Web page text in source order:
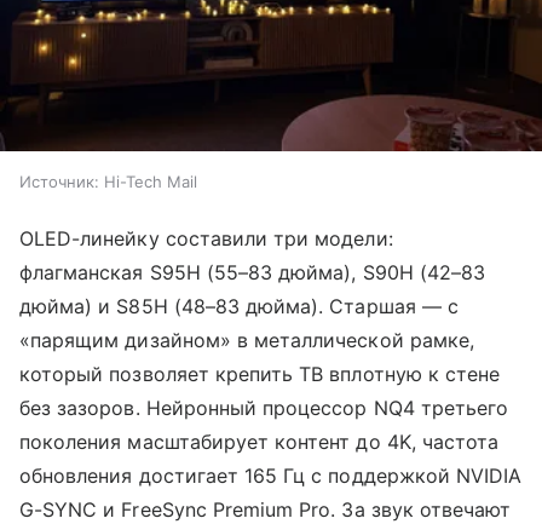
Источник: Hi-Tech Mail
OLED-линейку составили три модели:
флагманская S95H (55–83 дюйма), S90H (42–83
дюйма) и S85H (48–83 дюйма). Старшая — с
«парящим дизайном» в металлической рамке,
который позволяет крепить ТВ вплотную к стене
без зазоров. Нейронный процессор NQ4 третьего
поколения масштабирует контент до 4K, частота
обновления достигает 165 Гц с поддержкой NVIDIA
G-SYNC и FreeSync Premium Pro. За звук отвечают